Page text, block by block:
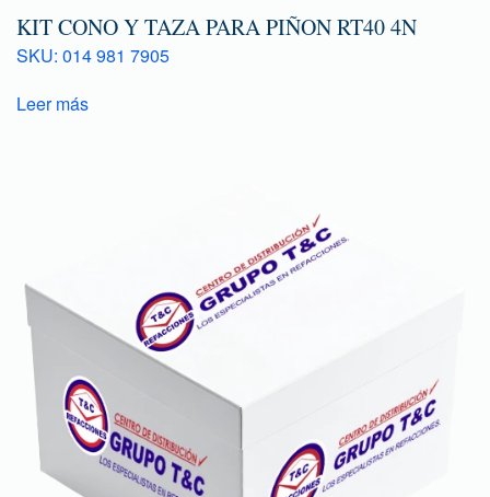
KIT CONO Y TAZA PARA PIÑON RT40 4N
SKU: 014 981 7905
Leer más